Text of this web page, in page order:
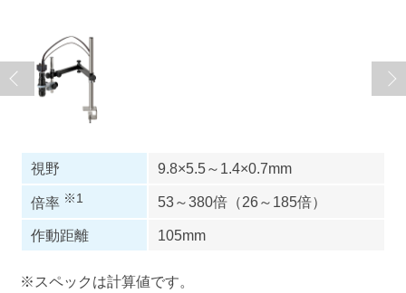
視野 9.8×5.5～1.4×0.7mm
倍率 ※1 53～380倍（26～185倍）
作動距離 105mm
※スペックは計算値です。